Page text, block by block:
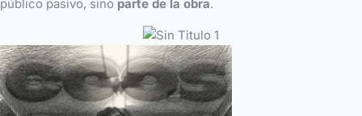
público pasivo, sino parte de la obra.